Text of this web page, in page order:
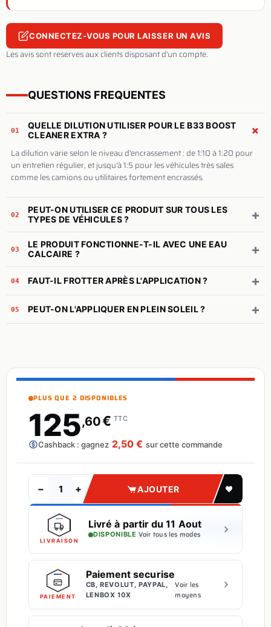
CONNECTEZ-VOUS POUR LAISSER UN AVIS
Les avis sont reserves aux clients disposant d'un compte.
QUESTIONS FREQUENTES
01
QUELLE DILUTION UTILISER POUR LE B33 BOOST
CLEANER EXTRA ?
+
La dilution varie selon le niveau d'encrassement : de 1:10 à 1:20 pour
un entretien régulier, et jusqu'à 1:5 pour les véhicules très sales
comme les camions ou utilitaires fortement encrassés.
02
PEUT-ON UTILISER CE PRODUIT SUR TOUS LES
TYPES DE VÉHICULES ?
+
03
LE PRODUIT FONCTIONNE-T-IL AVEC UNE EAU
CALCAIRE ?
+
04 FAUT-IL FROTTER APRÈS L'APPLICATION ? +
05 PEUT-ON L'APPLIQUER EN PLEIN SOLEIL ? +
PLUS QUE 2 DISPONIBLES
125,60€ TTC
Cashback : gagnez 2,50 € sur cette commande
− + AJOUTER
LIVRAISON
Livré à partir du 11 Aout
DISPONIBLE ·Voir tous les modes
PAIEMENT
Paiement securise
CB, REVOLUT, PAYPAL,
LENBOX 10X
·Voir les
moyens